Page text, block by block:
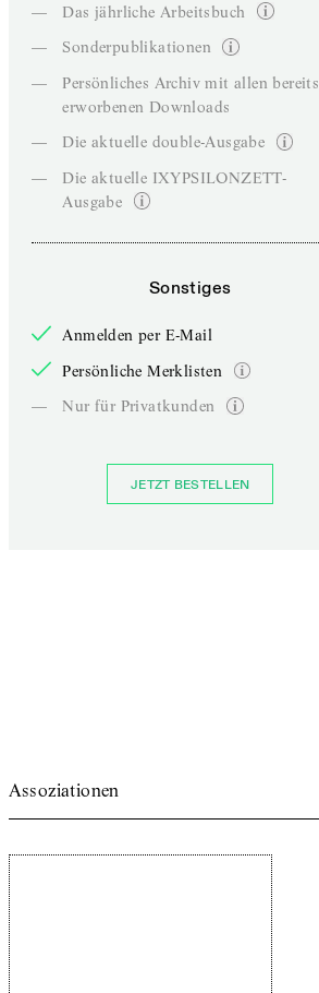
—
Das jährliche Arbeitsbuch
—
Sonderpublikationen
—
Persönliches Archiv mit allen bereits
erworbenen Downloads
—
Die aktuelle double-Ausgabe
—
Die aktuelle IXYPSILONZETT-
Ausgabe
Sonstiges
Anmelden per E-Mail
Persönliche Merklisten
—
Nur für Privatkunden
JETZT BESTELLEN
Assoziationen